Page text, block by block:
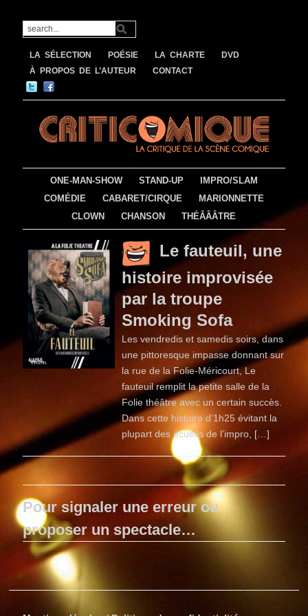
LA SÉLECTION POÉSIE LA CHARTE
DVD
À PROPOS DE L’AUTEUR
CONTACT
ONE-MAN-SHOW STAND-UP
IMPRO/SLAM
COMÉDIE
CABARET/CIRQUE
MARIONNETTE
CLOWN
CHANSON THÉÂÂÂTRE
Le fauteuil, une
histoire improvisée
par la troupe
Smoking Sofa
Les vendredis et samedis soirs, dans
une pittoresque impasse donnant sur
la rue de la Folie-Méricourt, Le
fauteuil remplit la petite salle de la
Folie théâtre avec un certain succès.
Dans cette histoire d’1h25 évitant la
plupart des écueils de l’impro, […]
Pour signaler une erreur ou
proposer un spectacle…